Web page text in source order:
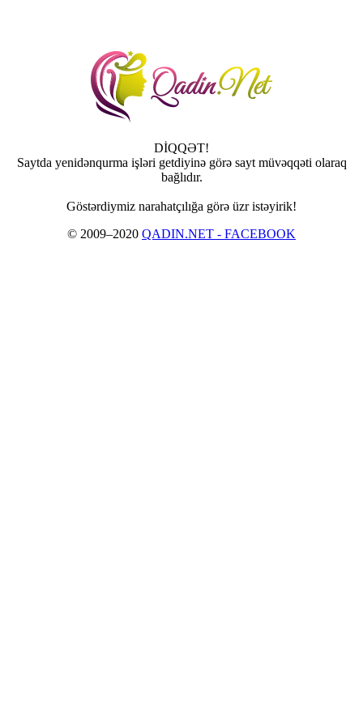
DİQQƏT!
Saytda yenidənqurma işləri getdiyinə görə sayt müvəqqəti olaraq
bağlıdır.
Göstərdiymiz narahatçılığa görə üzr istəyirik!
© 2009–2020 QADIN.NET - FACEBOOK